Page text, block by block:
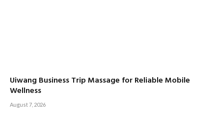
Uiwang Business Trip Massage for Reliable Mobile
Wellness
August 7, 2026